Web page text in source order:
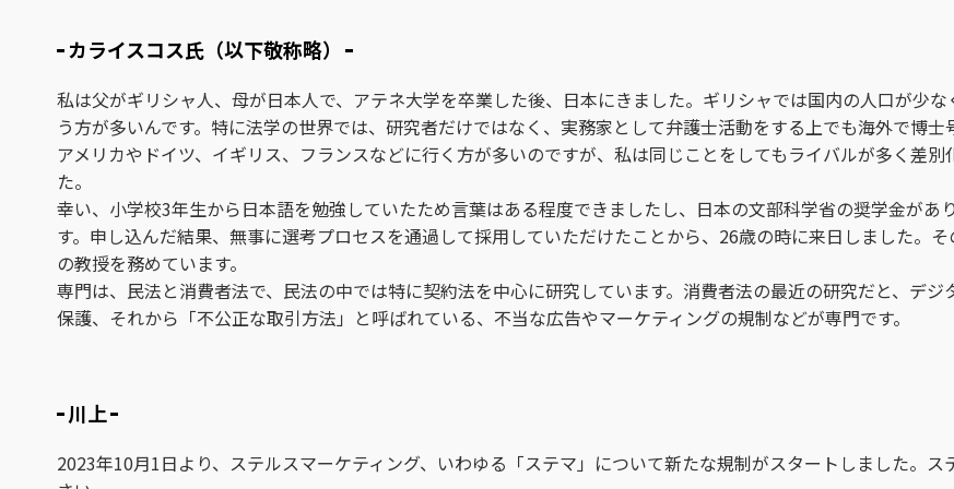
カライスコス氏（以下敬称略）
私は父がギリシャ人、母が日本人で、アテネ大学を卒業した後、日本にきました。ギリシャでは国内の人口が少
う方が多いんです。特に法学の世界では、研究者だけではなく、実務家として弁護士活動をする上でも海外で博士
アメリカやドイツ、イギリス、フランスなどに行く方が多いのですが、私は同じことをしてもライバルが多く差
た。
幸い、小学校3年生から日本語を勉強していたため言葉はある程度できましたし、日本の文部科学省の奨学金が
す。申し込んだ結果、無事に選考プロセスを通過して採用していただけたことから、26歳の時に来日しました。
の教授を務めています。
専門は、民法と消費者法で、民法の中では特に契約法を中心に研究しています。消費者法の最近の研究だと、デ
保護、それから「不公正な取引方法」と呼ばれている、不当な広告やマーケティングの規制などが専門です。
川上
2023年10月1日より、ステルスマーケティング、いわゆる「ステマ」について新たな規制がスタートしました。